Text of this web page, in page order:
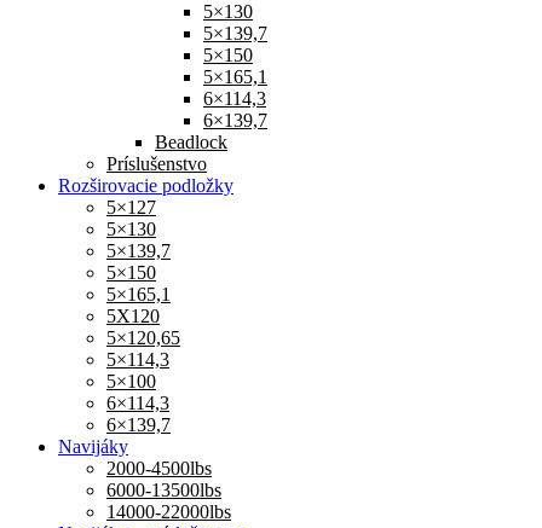
5×130
5×139,7
5×150
5×165,1
6×114,3
6×139,7
Beadlock
Príslušenstvo
Rozširovacie podložky
5×127
5×130
5×139,7
5×150
5×165,1
5X120
5×120,65
5×114,3
5×100
6×114,3
6×139,7
Navijáky
2000-4500lbs
6000-13500lbs
14000-22000lbs